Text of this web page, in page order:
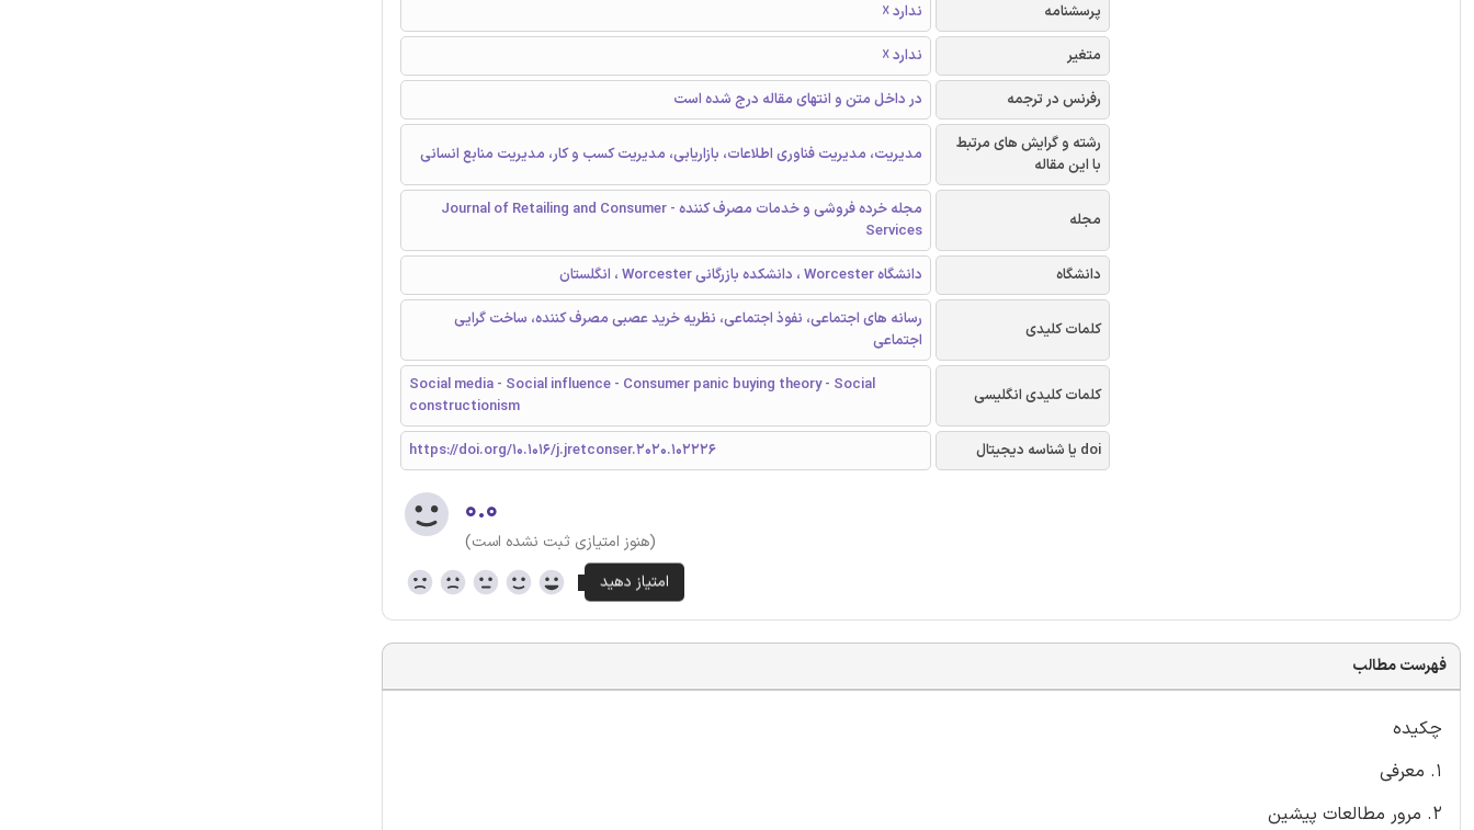
پرسشنامه
ندارد ☓
متغیر
ندارد ☓
رفرنس در ترجمه
در داخل متن و انتهای مقاله درج شده است
رشته و گرایش های مرتبط
با این مقاله
مدیریت، مدیریت فناوری اطلاعات، بازاریابی، مدیریت کسب و کار، مدیریت منابع انسانی
مجله
مجله خرده فروشی و خدمات مصرف کننده - Journal of Retailing and Consumer
Services
دانشگاه
دانشگاه Worcester ، دانشکده بازرگانی Worcester ، انگلستان
کلمات کلیدی
رسانه های اجتماعی، نفوذ اجتماعی، نظریه خرید عصبی مصرف کننده، ساخت گرایی
اجتماعی
کلمات کلیدی انگلیسی
Social media - Social influence - Consumer panic buying theory - Social
constructionism
doi یا شناسه دیجیتال
https://doi.org/10.1016/j.jretconser.2020.102226
۰.۰
(هنوز امتیازی ثبت نشده است)
فهرست مطالب
چکیده
1. معرفی
2. مرور مطالعات پیشین